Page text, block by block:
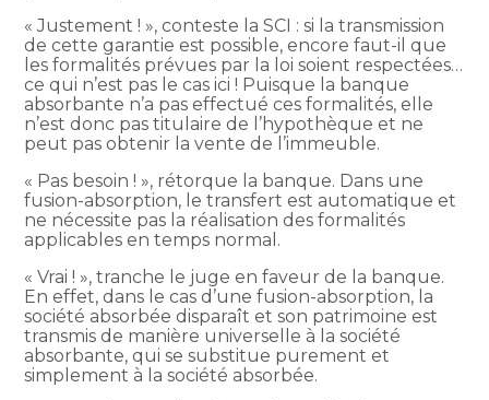
« Justement ! », conteste la SCI : si la transmission
de cette garantie est possible, encore faut-il que
les formalités prévues par la loi soient respectées…
ce qui n’est pas le cas ici ! Puisque la banque
absorbante n’a pas effectué ces formalités, elle
n’est donc pas titulaire de l’hypothèque et ne
peut pas obtenir la vente de l’immeuble.
« Pas besoin ! », rétorque la banque. Dans une
fusion-absorption, le transfert est automatique et
ne nécessite pas la réalisation des formalités
applicables en temps normal.
« Vrai ! », tranche le juge en faveur de la banque.
En effet, dans le cas d’une fusion-absorption, la
société absorbée disparaît et son patrimoine est
transmis de manière universelle à la société
absorbante, qui se substitue purement et
simplement à la société absorbée.